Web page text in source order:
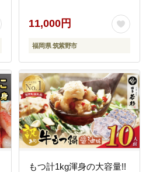
もつ モツ もつ あごだし
11,000円
福岡県 筑紫野市
もつ計1kg渾身の大容量!!